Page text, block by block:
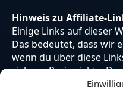
Hinweis zu Affiliate-
Einige Links auf dieser
Das bedeutet, dass wir
wenn du über diese
sich am Preis nichts.
Arbeit. Vielen Dank